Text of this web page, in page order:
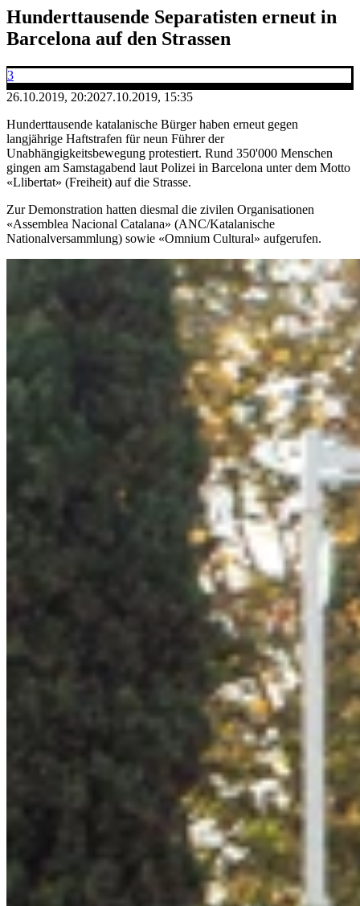
Hunderttausende Separatisten erneut in
Barcelona auf den Strassen
3
26.10.2019, 20:2027.10.2019, 15:35
Hunderttausende katalanische Bürger haben erneut gegen
langjährige Haftstrafen für neun Führer der
Unabhängigkeitsbewegung protestiert. Rund 350'000 Menschen
gingen am Samstagabend laut Polizei in Barcelona unter dem Motto
«Llibertat» (Freiheit) auf die Strasse.
Zur Demonstration hatten diesmal die zivilen Organisationen
«Assemblea Nacional Catalana» (ANC/Katalanische
Nationalversammlung) sowie «Omnium Cultural» aufgerufen.